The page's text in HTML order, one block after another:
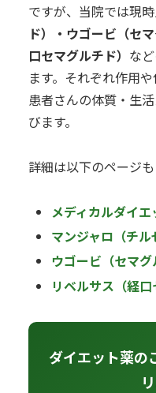
ですが、当院では現
ド）・ウゴービ（セ
口セマグルチド） な
ます。それぞれ作用
患者さんの体質・生
びます。
詳細は以下のページも
メディカルダイ
マンジャロ（チ
ウゴービ（セマ
リベルサス（経
ダイエット薬の